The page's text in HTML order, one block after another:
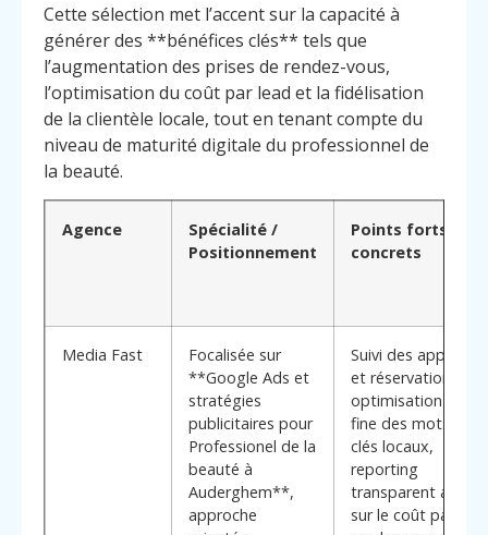
Cette sélection met l’accent sur la capacité à
générer des **bénéfices clés** tels que
l’augmentation des prises de rendez-vous,
l’optimisation du coût par lead et la fidélisation
de la clientèle locale, tout en tenant compte du
niveau de maturité digitale du professionnel de
la beauté.
Agence
Spécialité /
Positionnement
Points forts
concrets
Media Fast
Focalisée sur
**Google Ads et
stratégies
publicitaires pour
Professionel de la
beauté à
Auderghem**,
approche
Suivi des appels
et réservations,
optimisation
fine des mots-
clés locaux,
reporting
transparent axé
sur le coût par